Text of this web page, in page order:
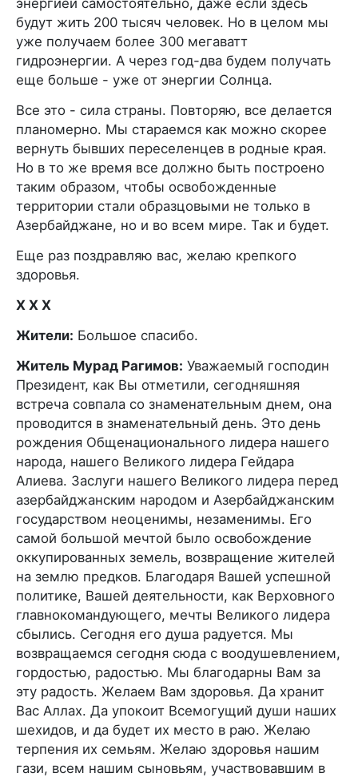
будут жить 200 тысяч человек. Но в целом мы
уже получаем более 300 мегаватт
гидроэнергии. А через год-два будем получать
еще больше - уже от энергии Солнца.
Все это - сила страны. Повторяю, все делается
планомерно. Мы стараемся как можно скорее
вернуть бывших переселенцев в родные края.
Но в то же время все должно быть построено
таким образом, чтобы освобожденные
территории стали образцовыми не только в
Азербайджане, но и во всем мире. Так и будет.
Еще раз поздравляю вас, желаю крепкого
здоровья.
X X X
Жители: Большое спасибо.
Житель Мурад Рагимов: Уважаемый господин
Президент, как Вы отметили, сегодняшняя
встреча совпала со знаменательным днем, она
проводится в знаменательный день. Это день
рождения Общенационального лидера нашего
народа, нашего Великого лидера Гейдара
Алиева. Заслуги нашего Великого лидера перед
азербайджанским народом и Азербайджанским
государством неоценимы, незаменимы. Его
самой большой мечтой было освобождение
оккупированных земель, возвращение жителей
на землю предков. Благодаря Вашей успешной
политике, Вашей деятельности, как Верховного
главнокомандующего, мечты Великого лидера
сбылись. Сегодня его душа радуется. Мы
возвращаемся сегодня сюда с воодушевлением,
гордостью, радостью. Мы благодарны Вам за
эту радость. Желаем Вам здоровья. Да хранит
Вас Аллах. Да упокоит Всемогущий души наших
шехидов, и да будет их место в раю. Желаю
терпения их семьям. Желаю здоровья нашим
гази, всем нашим сыновьям, участвовавшим в